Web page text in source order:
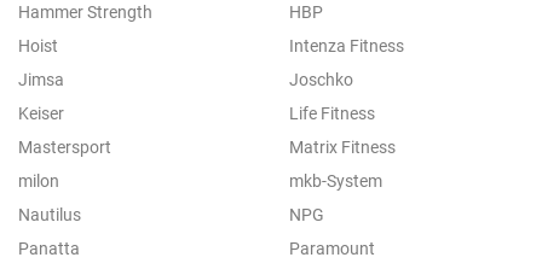
Hammer Strength
HBP
Hoist
Intenza Fitness
Jimsa
Joschko
Keiser
Life Fitness
Mastersport
Matrix Fitness
milon
mkb-System
Nautilus
NPG
Panatta
Paramount